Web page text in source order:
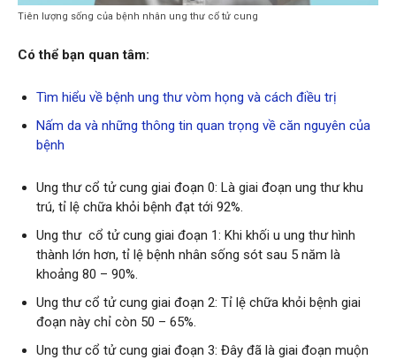
Tiên lượng sống của bệnh nhân ung thư cổ tử cung
Có thể bạn quan tâm:
Tìm hiểu về bệnh ung thư vòm họng và cách điều trị
Nấm da và những thông tin quan trọng về căn nguyên của
bệnh
Ung thư cổ tử cung giai đoạn 0: Là giai đoạn ung thư khu
trú, tỉ lệ chữa khỏi bệnh đạt tới 92%.
Ung thư cổ tử cung giai đoạn 1: Khi khối u ung thư hình
thành lớn hơn, tỉ lệ bệnh nhân sống sót sau 5 năm là
khoảng 80 – 90%.
Ung thư cổ tử cung giai đoạn 2: Tỉ lệ chữa khỏi bệnh giai
đoạn này chỉ còn 50 – 65%.
Ung thư cổ tử cung giai đoạn 3: Đây đã là giai đoạn muộn